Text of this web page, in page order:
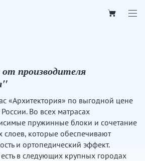
производителя
«Архитектория» по выгодной цене
Во всех матрасах
пружинные блоки и сочетание
слоев, которые обеспечивают
и ортопедический эффект.
в следующих крупных городах